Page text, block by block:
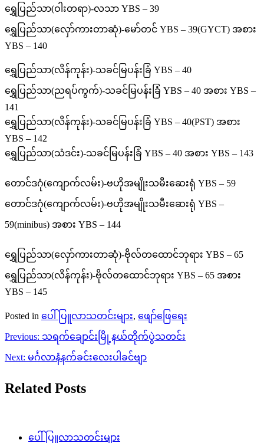
ရွှေပြည်သာ(ဝါးတရာ)-လသာ YBS – 39
ရွှေပြည်သာ(လှော်ကားတာဆုံ)-မော်တင် YBS – 39(GYCT) အစား
YBS – 140
ရွှေပြည်သာ(လိန်ကုန်း)-သခင်မြပန်းခြံ YBS – 40
ရွှေပြည်သာ(ညရပ်ကွက်)-သခင်မြပန်းခြံ YBS – 40 အစား YBS –
141
ရွှေပြည်သာ(လိန်ကုန်း)-သခင်မြပန်းခြံ YBS – 40(PST) အစား
YBS – 142
ရွှေပြည်သာ(သံဒင်း)-သခင်မြပန်းခြံ YBS – 40 အစား YBS – 143
တောင်ဒဂုံ(ကျောက်လမ်း)-ဗဟိုအမျိုးသမီးဆေးရုံ YBS – 59
တောင်ဒဂုံ(ကျောက်လမ်း)-ဗဟိုအမျိုးသမီးဆေးရုံ YBS –
59(minibus) အစား YBS – 144
ရွှေပြည်သာ(လှော်ကားတာဆုံ)-ဗိုလ်တထောင်ဘုရား YBS – 65
ရွှေပြည်သာ(လိန်ကုန်း)-ဗိုလ်တထောင်ဘုရား YBS – 65 အစား
YBS – 145
Posted in ပေါ်ပြူလာသတင်းများ, ဖျော်ဖြေရေး
Post
navigation
Previous: သရက်ချောင်းမြို့နယ်တိုက်ပွဲသတင်း
Next: မင်္ဂလာနံနက်ခင်းလေးပါခင်ဗျာ
Related Posts
ပေါ်ပြူလာသတင်းများ